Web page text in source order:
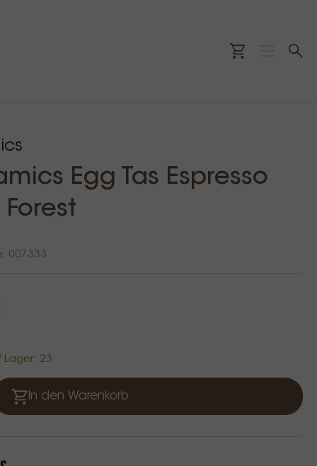
Egg Tas Espresso
Forest
007333
Lager: 23
In den Warenkorb